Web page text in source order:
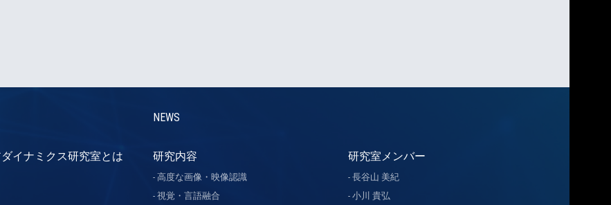
NEWS
ダイナミクス研究室とは 研究内容
高度な画像・映像認識
視覚・言語融合
研究室メンバー
長谷山 美紀
小川 貴弘